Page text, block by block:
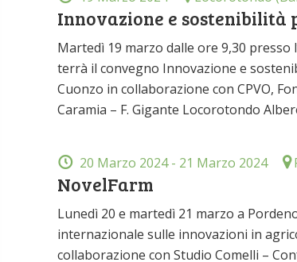
Innovazione e
Martedì 19 marzo dalle ore 9,30 presso
terrà il convegno Innovazione e
Cuonzo in collaborazione con CPVO,
Caramia – F. Gigante Locorotondo
20 Marzo 2024 - 21 Marzo 2024
NovelFarm
Lunedì 20 e martedì 21 marzo a
internazionale sulle innovazioni in
collaborazione con Studio Comelli –